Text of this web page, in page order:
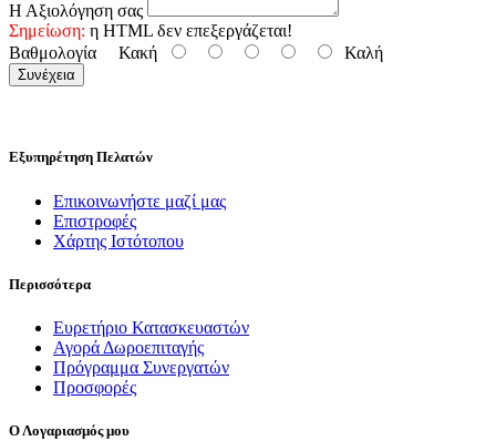
Η Αξιολόγηση σας
Σημείωση: η HTML δεν επεξεργάζεται!
Βαθμολογία Κακή Καλή
Συνέχεια
Εξυπηρέτηση Πελατών
Επικοινωνήστε μαζί μας
Επιστροφές
Χάρτης Ιστότοπου
Περισσότερα
Ευρετήριο Κατασκευαστών
Αγορά Δωροεπιταγής
Πρόγραμμα Συνεργατών
Προσφορές
Ο Λογαριασμός μου